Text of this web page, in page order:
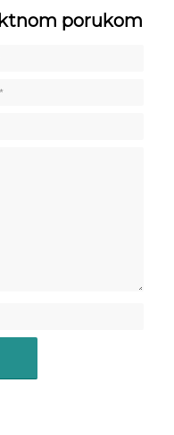
porukom